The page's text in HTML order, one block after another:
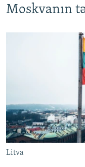
Moskvanın
Litva